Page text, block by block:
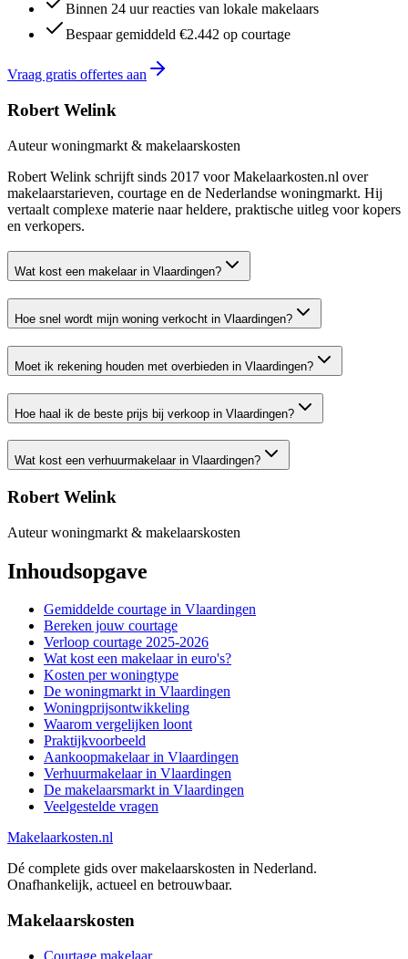
Binnen 24 uur reacties van lokale makelaars
Bespaar gemiddeld €2.442 op courtage
Vraag gratis offertes aan
Robert Welink
Auteur woningmarkt & makelaarskosten
Robert Welink schrijft sinds 2017 voor Makelaarkosten.nl over
makelaarstarieven, courtage en de Nederlandse woningmarkt. Hij
vertaalt complexe materie naar heldere, praktische uitleg voor kopers
en verkopers.
Wat kost een makelaar in Vlaardingen?
Hoe snel wordt mijn woning verkocht in Vlaardingen?
Moet ik rekening houden met overbieden in Vlaardingen?
Hoe haal ik de beste prijs bij verkoop in Vlaardingen?
Wat kost een verhuurmakelaar in Vlaardingen?
Robert Welink
Auteur woningmarkt & makelaarskosten
Inhoudsopgave
Gemiddelde courtage in Vlaardingen
Bereken jouw courtage
Verloop courtage 2025-2026
Wat kost een makelaar in euro's?
Kosten per woningtype
De woningmarkt in Vlaardingen
Woningprijsontwikkeling
Waarom vergelijken loont
Praktijkvoorbeeld
Aankoopmakelaar in Vlaardingen
Verhuurmakelaar in Vlaardingen
De makelaarsmarkt in Vlaardingen
Veelgestelde vragen
Makelaarkosten.nl
Dé complete gids over makelaarskosten in Nederland.
Onafhankelijk, actueel en betrouwbaar.
Makelaarskosten
Courtage makelaar